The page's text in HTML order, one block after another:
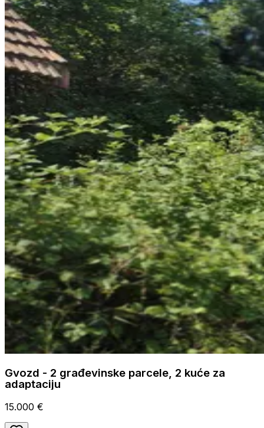
Gvozd - 2 građevinske parcele, 2 kuće za
adaptaciju
15.000 €